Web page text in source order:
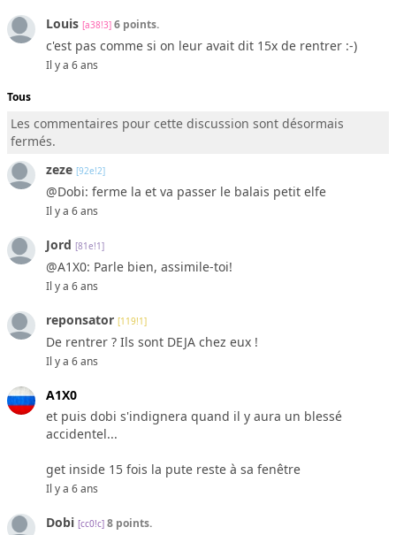
Louis [a38!3] 6 points.
c'est pas comme si on leur avait dit 15x de rentrer :-)
Il y a 6 ans
Tous
Les commentaires pour cette discussion sont désormais
fermés.
zeze [92e!2]
@Dobi: ferme la et va passer le balais petit elfe
Il y a 6 ans
Jord [81e!1]
@A1X0: Parle bien, assimile-toi!
Il y a 6 ans
reponsator [119!1]
De rentrer ? Ils sont DEJA chez eux !
Il y a 6 ans
A1X0
et puis dobi s'indignera quand il y aura un blessé
accidentel...
get inside 15 fois la pute reste à sa fenêtre
Il y a 6 ans
Dobi [cc0!c] 8 points.